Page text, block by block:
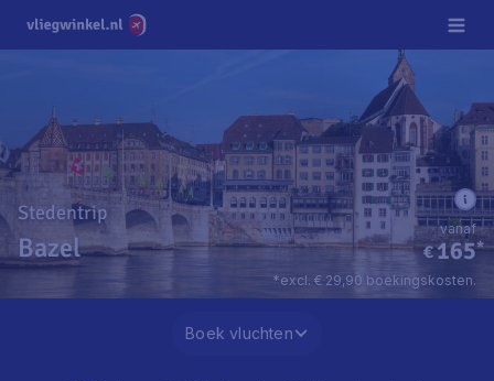
Stedentrip
Bazel €165*
vanaf
*excl. € 29,90 boekingskosten.
Boek vluchten